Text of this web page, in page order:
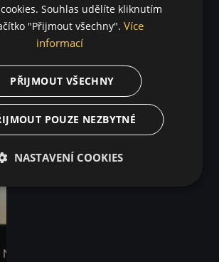
Souhlas udělíte kliknutím
"Přijmout všechny". Více
informací
PŘIJMOUT VŠECHNY
POUZE NEZBYTNÉ
NASTAVENÍ COOKIES